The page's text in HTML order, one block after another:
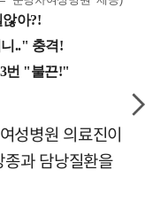
성병원 의료진이
과 담낭질환을